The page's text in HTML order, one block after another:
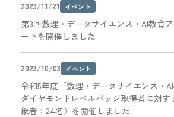
2023/11/21 イベント
第3回数理・データサイエンス・AI教育
ードを開催しました
2023/10/03 イベント
令和5年度「数理・データサイエンス・AI
ダイヤモンドレベルバッジ取得者に対
象者：24名）を開催しました